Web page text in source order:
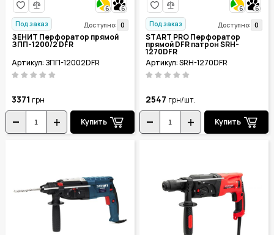
6
6
Под заказ
Доступно: 0
ЗЕНИТ Перфоратор прямой
ЗПП-1200/2 DFR
Артикул: ЗПП-12002DFR
3371 грн
Купить
6
6
Под заказ
Доступно: 0
START PRO Перфоратор
прямой DFR патрон SRH-
1270DFR
Артикул: SRH-1270DFR
2547 грн/шт.
Купить